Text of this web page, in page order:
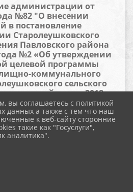
администрации от
№82 "О внесении
в постановление
Старолеушковского
Павловского района
№2 «Об утверждении
целевой программы
коммунального
сельского
района на 2018
год»"
вы соглашаетесь с политикой
данных а также с тем что наш
к веб-сайту сторонние
такие как "Госуслуги",
аналитика".